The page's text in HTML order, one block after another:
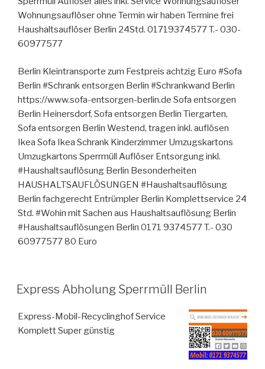
Wohnungsauflöser ohne Termin wir haben Termine frei
Haushaltsauflöser Berlin 24Std. 01719374577 T.- 030-
60977577
Berlin Kleintransporte zum Festpreis achtzig Euro #Sofa
Berlin #Schrank entsorgen Berlin #Schrankwand Berlin
https://www.sofa-entsorgen-berlin.de Sofa entsorgen
Berlin Heinersdorf, Sofa entsorgen Berlin Tiergarten,
Sofa entsorgen Berlin Westend, tragen inkl. auflösen
Ikea Sofa Ikea Schrank Kinderzimmer Umzugskartons
Umzugkartons Sperrmüll Auflöser Entsorgung inkl.
#Haushaltsauflösung Berlin Besonderheiten
HAUSHALTSAUFLÖSUNGEN #Haushaltsauflösung
Berlin fachgerecht Entrümpler Berlin Komplettservice 24
Std. #Wohin mit Sachen aus Haushaltsauflösung Berlin
#Haushaltsauflösungen Berlin 0171 9374577 T.- 030
60977577 80 Euro
VERÖFFENTLICHT
AM
Express Abholung Sperrmüll Berlin
Express-Mobil-Recyclinghof Service
Komplett Super günstig